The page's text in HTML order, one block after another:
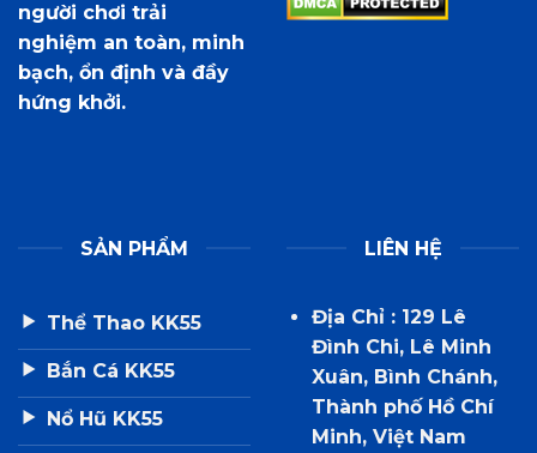
người chơi trải
nghiệm an toàn, minh
bạch, ổn định và đầy
hứng khởi.
SẢN PHẨM
Thể Thao KK55
Bắn Cá KK55
Nổ Hũ KK55
LIÊN HỆ
Địa Chỉ : 129 Lê
Đình Chi, Lê Minh
Xuân, Bình Chánh,
Thành phố Hồ Chí
Minh, Việt Nam